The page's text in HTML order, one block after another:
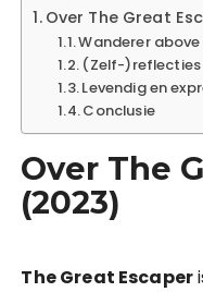
Over The Great
Wanderer
(Zelf-)reflecties
Levendig en
Conclusie
Over The
(2023)
The Great Escaper